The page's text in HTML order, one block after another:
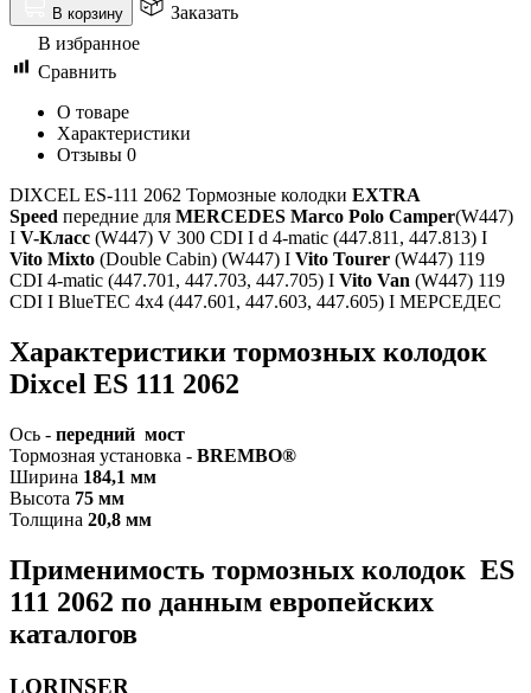
В корзину
Заказать
В избранное
Сравнить
О товаре
Характеристики
Отзывы 0
DIXCEL ES-111 2062 Тормозные колодки EXTRA
Speed передние для MERCEDES Marco Polo Camper(W447)
I V-Класс (W447) V 300 CDI I d 4-matic (447.811, 447.813) I
Vito Mixto (Double Cabin) (W447) I Vito Tourer (W447) 119
CDI 4-matic (447.701, 447.703, 447.705) I Vito Van (W447) 119
CDI I BlueTEC 4x4 (447.601, 447.603, 447.605) I МЕРСЕДЕС
Характеристики тормозных колодок
Dixcel ES 111 2062
Ось - передний мост
Тормозная установка - BREMBO®
Ширина 184,1 мм
Высота 75 мм
Толщина 20,8 мм
Применимость тормозных колодок ES
111 2062 по данным европейских
каталогов
LORINSER